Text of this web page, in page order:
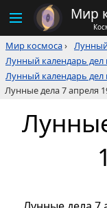
Мир
Мир космоса›
Лунный календарь дел
Лунный календарь дел
Лунные дела 7 апреля